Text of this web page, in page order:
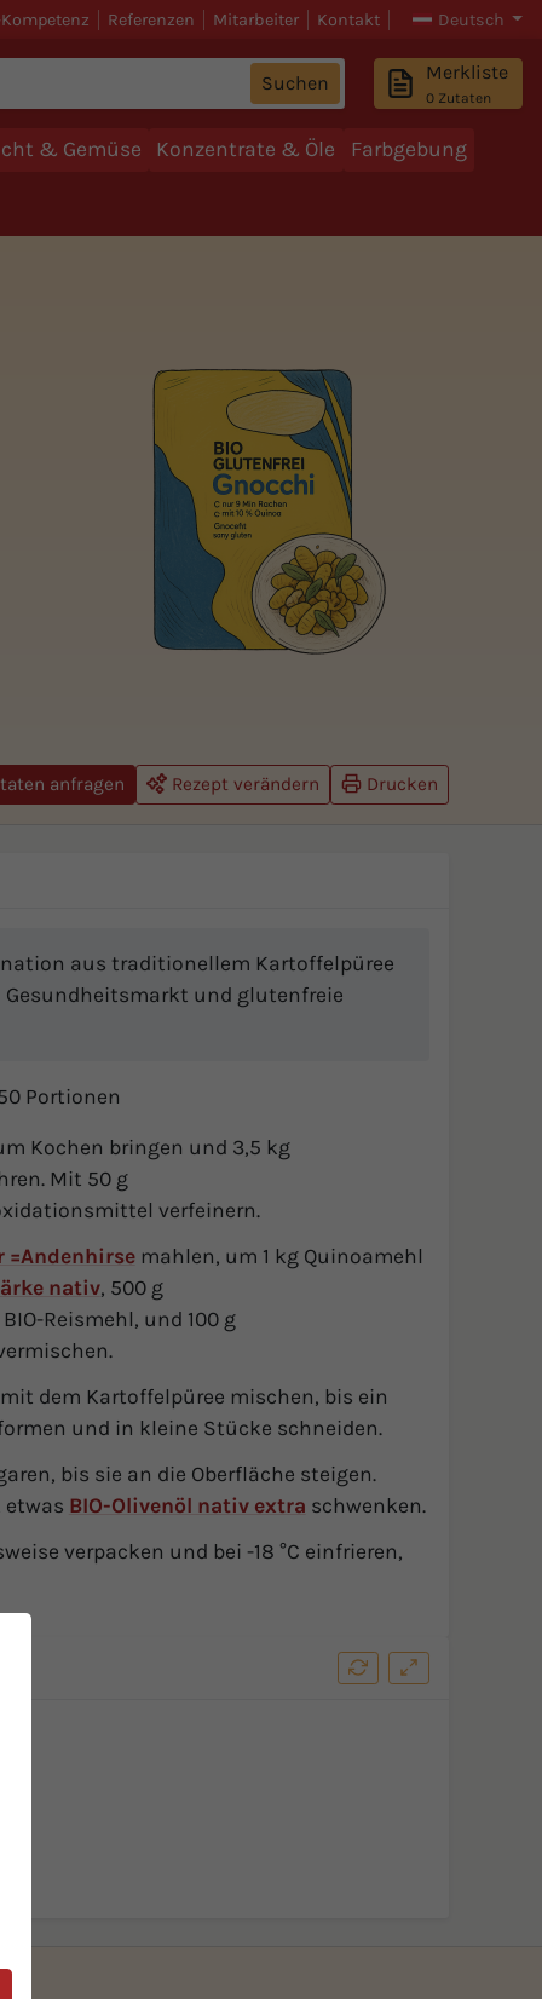
Kompetenz Referenzen Mitarbeiter Kontakt Deutsch
Suchen Merkliste
0 Zutaten
& Gemüse Konzentrate & Öle
Farbgebung
anfragen Rezept verändern Drucken
aus traditionellem Kartoffelpüree
und glutenfreie
Portionen
Kochen bringen und 3,5 kg
Mit 50 g
verfeinern.
=Andenhirsemahlen, um 1 kg Quinoamehl
nativ, 500 g
BIO-Reismehl, und 100 g
dem Kartoffelpüree mischen, bis ein
und in kleine Stücke schneiden.
bis sie an die Oberfläche steigen.
etwas BIO-Olivenöl nativ extra schwenken.
verpacken und bei -18 °C einfrieren,